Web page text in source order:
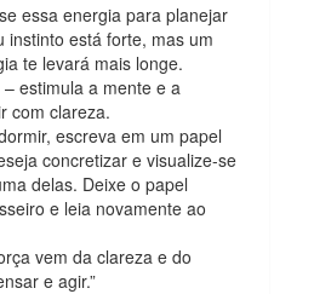
essa energia para planejar
instinto está forte, mas um
te levará mais longe.
– estimula a mente e a
com clareza.
escreva em um papel
concretizar e visualize-se
delas. Deixe o papel
e leia novamente ao
vem da clareza e do
e agir.”